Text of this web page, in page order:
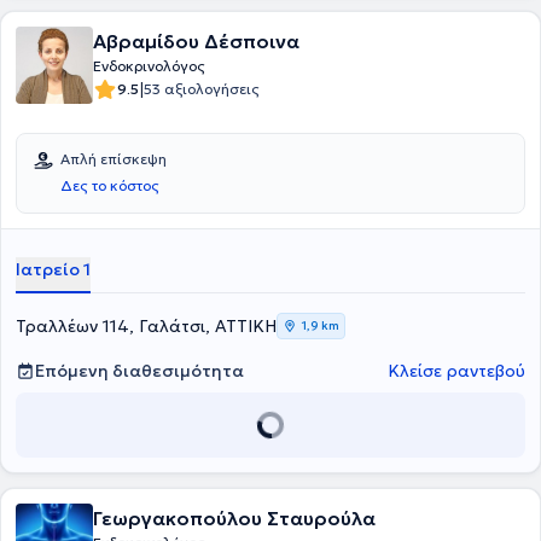
Αβραμίδου Δέσποινα
Ενδοκρινολόγος
9.5|53 αξιολογήσεις
Απλή επίσκεψη
Δες το κόστος
Ιατρείο 1
Τραλλέων 114, Γαλάτσι, ΑΤΤΙΚΗ 1,9 km
Επόμενη διαθεσιμότητα Κλείσε ραντεβού
Γεωργακοπούλου Σταυρούλα